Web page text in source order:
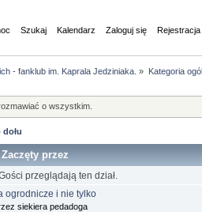
Szukaj Kalendarz Zaloguj się Rejestracja
- fanklub im. Kaprala Jedziniaka. » Kategoria
o wszystkim.
dołu
Zaczęty przez
przeglądają ten dział.
ogrodnicze i nie tylko
siekiera pedadoga